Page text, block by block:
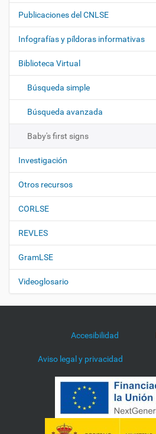
e
g
a
i
n
Publicaciones del CNLSE
Infografías y píldoras informativas
Biblioteca Virtual
Búsqueda simple
Búsqueda avanzada
Baby's first signs
Investigación
Otros recursos
CORLSE
REVLES
GramLSE
Videoglosario
Accesibilidad
Aviso legal y privacidad